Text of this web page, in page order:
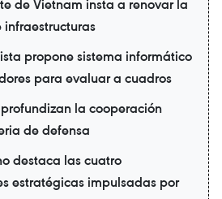
de Vietnam insta a renovar la
propone sistema informático
para evaluar a cuadros
la cooperación
de defensa
destaca las cuatro
estratégicas impulsadas por